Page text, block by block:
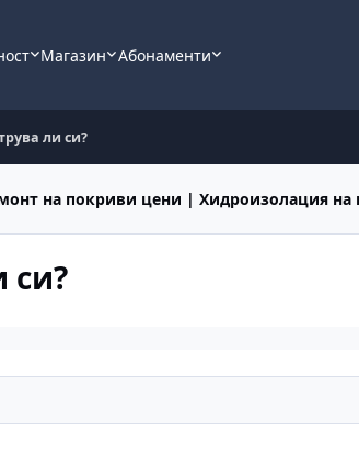
Магазин Абонаменти
ли си?
на покриви цени | Хидроизолация на
си?